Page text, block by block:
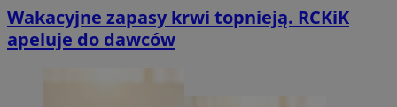
Wakacyjne zapasy krwi topnieją. RCKiK
apeluje do dawców